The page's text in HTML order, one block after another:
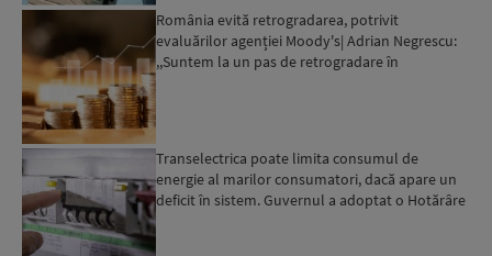
România evită retrogradarea, potrivit
evaluărilor agenției Moody's| Adrian Negrescu:
,,Suntem la un pas de retrogradare în
Transelectrica poate limita consumul de
energie al marilor consumatori, dacă apare un
deficit în sistem. Guvernul a adoptat o Hotărâre